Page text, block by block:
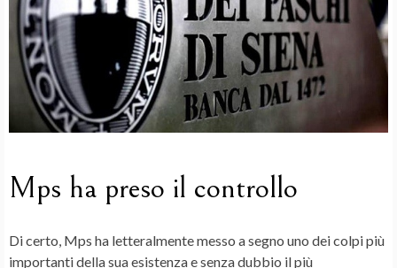
Mps ha preso il controllo
Di certo, Mps ha letteralmente messo a segno uno dei colpi più
importanti della sua esistenza e senza dubbio il più